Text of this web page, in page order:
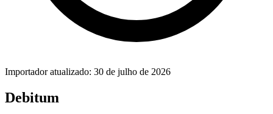
Importador atualizado: 30 de julho de 2026
Debitum